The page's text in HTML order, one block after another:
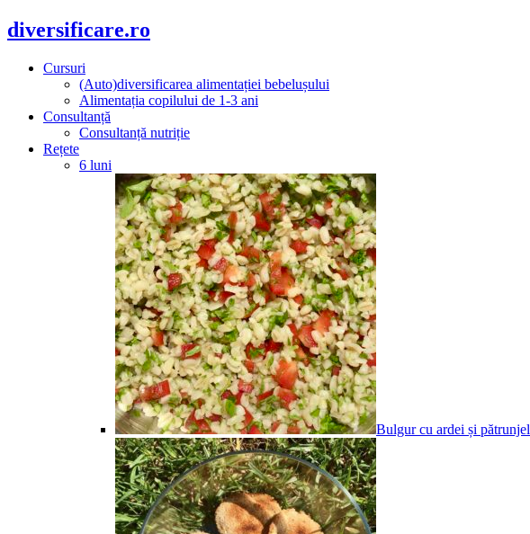
diversificare.ro
Cursuri
(Auto)diversificarea alimentației bebelușului
Alimentația copilului de 1-3 ani
Consultanță
Consultanță nutriție
Rețete
6 luni
Bulgur cu ardei și pătrunjel